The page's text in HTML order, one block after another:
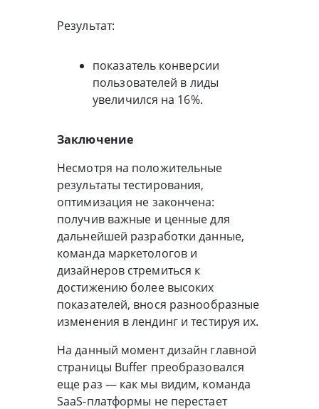
Результат:
показатель конверсии
пользователей в лиды
увеличился на 16%.
Заключение
Несмотря на положительные
результаты тестирования,
оптимизация не закончена:
получив важные и ценные для
дальнейшей разработки данные,
команда маркетологов и
дизайнеров стремиться к
достижению более высоких
показателей, внося разнообразные
изменения в лендинг и тестируя их.
На данный момент дизайн главной
страницы Buffer преобразовался
еще раз — как мы видим, команда
SaaS-платформы не перестает